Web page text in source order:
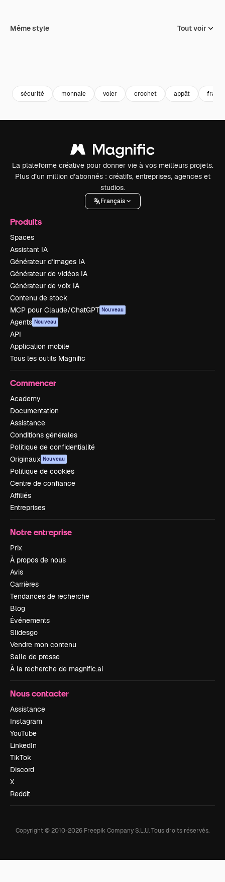
Même style Tout voir
sécurité monnaie voler crochet appât
La plateforme créative pour donner vie à vos meilleurs projets.
Plus d’un million d’abonnés : créatifs, entreprises, agences et
studios.
Français
Produits
Spaces
Assistant IA
Générateur d’images IA
Générateur de vidéos IA
Générateur de voix IA
Contenu de stock
MCP pour Claude/ChatGPT Nouveau
Agents Nouveau
API
Application mobile
Tous les outils Magnific
Commencer
Academy
Documentation
Assistance
Conditions générales
Politique de confidentialité
Originaux Nouveau
Politique de cookies
Centre de confiance
Affiliés
Entreprises
Notre entreprise
Prix
À propos de nous
Avis
Carrières
Tendances de recherche
Blog
Événements
Slidesgo
Vendre mon contenu
Salle de presse
À la recherche de magnific.ai
Nous contacter
Assistance
Instagram
YouTube
LinkedIn
TikTok
Discord
X
Reddit
Copyright © 2010-2026 Freepik Company S.L.U.Tous droits réservés.